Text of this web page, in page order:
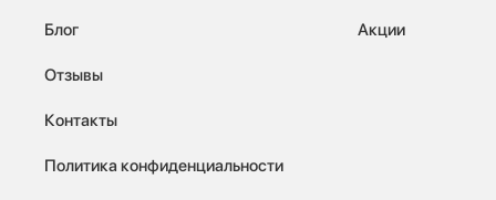
Блог
Отзывы
Контакты
Политика конфиденциальности
Акции